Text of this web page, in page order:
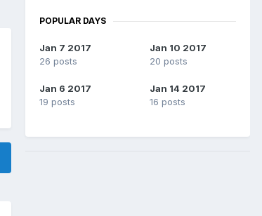
POPULAR DAYS
Jan 7 2017
26 posts
Jan 10 2017
20 posts
Jan 6 2017
19 posts
Jan 14 2017
16 posts